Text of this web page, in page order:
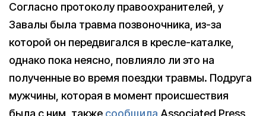
Согласно протоколу правоохранителей, у
Завалы была травма позвоночника, из-за
которой он передвигался в кресле-каталке,
однако пока неясно, повлияло ли это на
полученные во время поездки травмы. Подруга
мужчины, которая в момент происшествия